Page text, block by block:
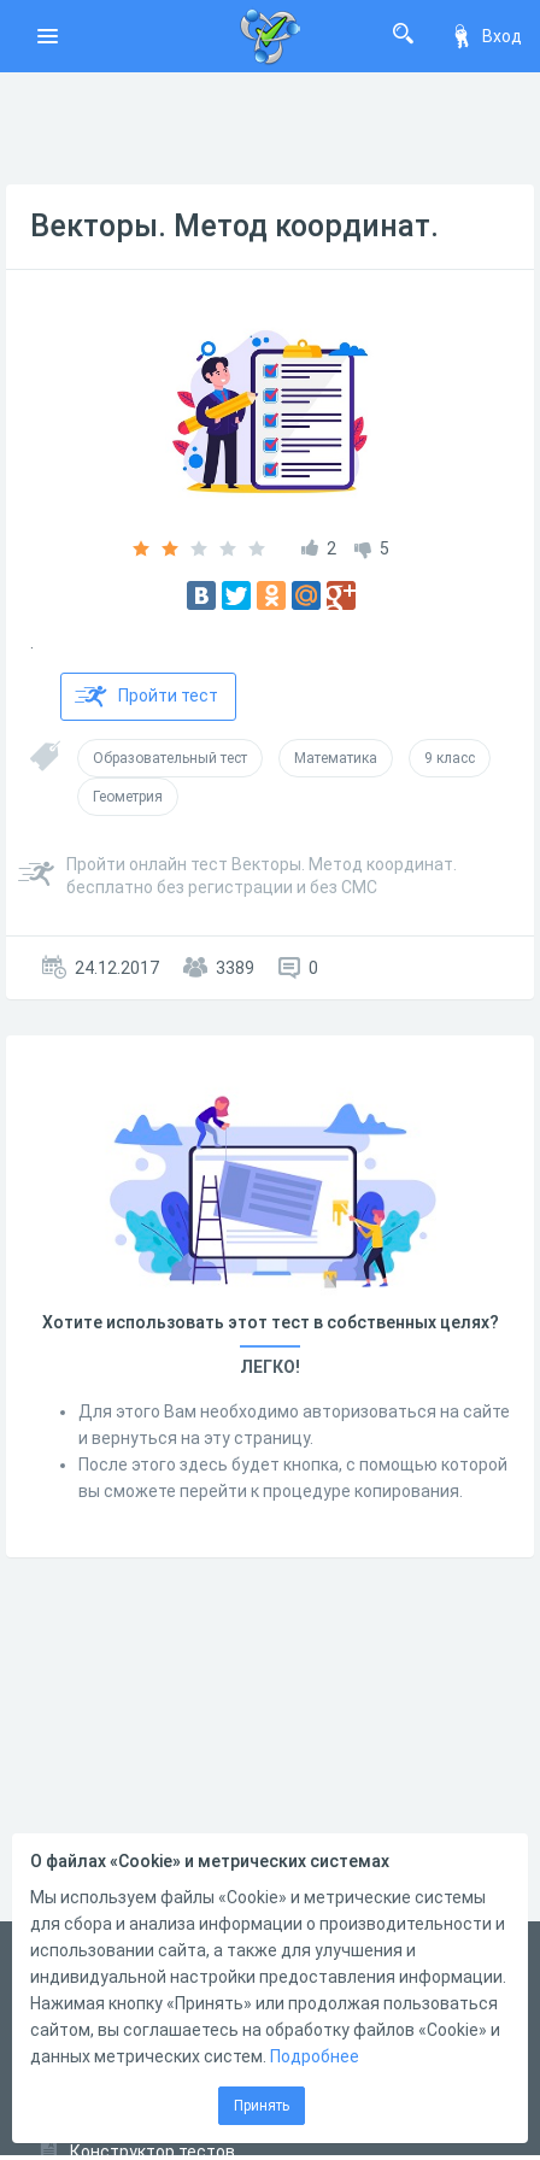
Вход
Векторы. Метод координат.
2 5
Пройти тест
Образовательный тест Математика 9 класс
Геометрия
Пройти онлайн тест Векторы. Метод координат.
бесплатно без регистрации и без СМС
24.12.2017 3389 0
Хотите использовать этот тест в собственных целях?
ЛЕГКО!
Для этого Вам необходимо авторизоваться на сайте
и вернуться на эту страницу.
После этого здесь будет кнопка, с помощью которой
вы сможете перейти к процедуре копирования.
Русский
Справка
Форма обратной связи
Конструктор тестов
О файлах «Cookie» и метрических системах
Мы используем файлы «Cookie» и метрические системы
для сбора и анализа информации о производительности и
использовании сайта, а также для улучшения и
индивидуальной настройки предоставления информации.
Нажимая кнопку «Принять» или продолжая пользоваться
сайтом, вы соглашаетесь на обработку файлов «Cookie» и
данных метрических систем. Подробнее
Принять